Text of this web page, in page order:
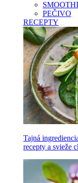
PEČIVO
RECEPTY
Tajná
recepty a svieže